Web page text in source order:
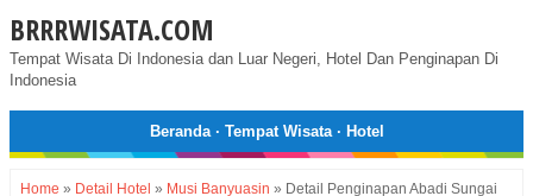
BRRRWISATA.COM
Tempat Wisata Di Indonesia dan Luar Negeri, Hotel Dan Penginapan Di
Indonesia
Beranda· Tempat Wisata· Hotel
Home » Detail Hotel » Musi Banyuasin » Detail Penginapan Abadi Sungai